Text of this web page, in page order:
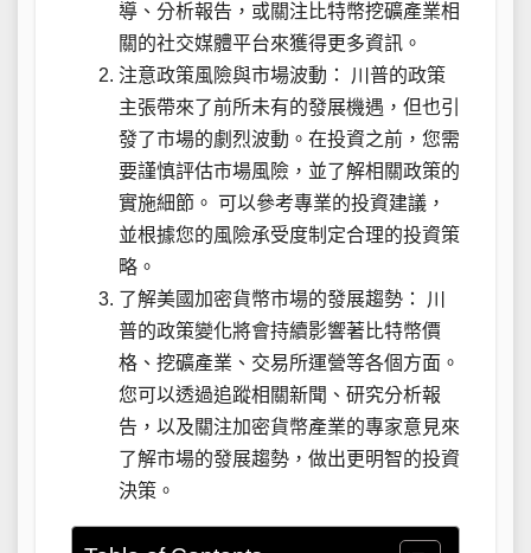
導、分析報告，或關注比特幣挖礦產業相
關的社交媒體平台來獲得更多資訊。
注意政策風險與市場波動： 川普的政策
主張帶來了前所未有的發展機遇，但也引
發了市場的劇烈波動。在投資之前，您需
要謹慎評估市場風險，並了解相關政策的
實施細節。 可以參考專業的投資建議，
並根據您的風險承受度制定合理的投資策
略。
了解美國加密貨幣市場的發展趨勢： 川
普的政策變化將會持續影響著比特幣價
格、挖礦產業、交易所運營等各個方面。
您可以透過追蹤相關新聞、研究分析報
告，以及關注加密貨幣產業的專家意見來
了解市場的發展趨勢，做出更明智的投資
決策。